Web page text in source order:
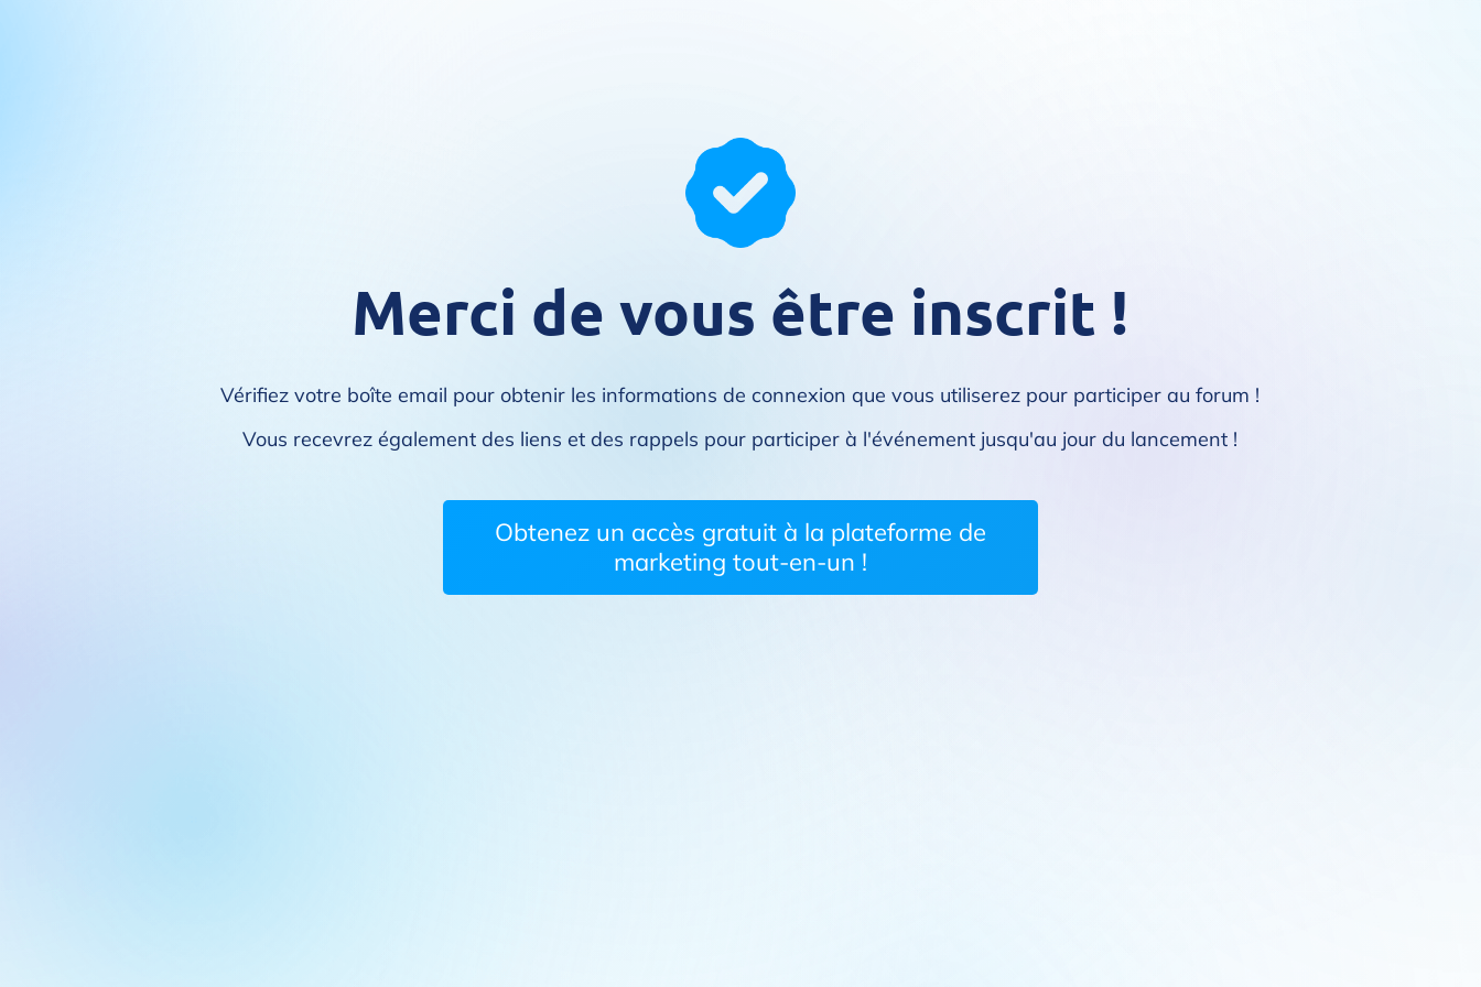
Merci de vous être inscrit !
Vérifiez votre boîte email pour obtenir les informations de connexion que vous utiliserez pour participer au forum !
Vous recevrez également des liens et des rappels pour participer à l'événement jusqu'au jour du lancement !
Obtenez un accès gratuit à la plateforme de
marketing tout-en-un !